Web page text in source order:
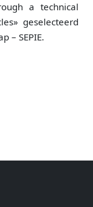
a technical
geselecteerd
– SEPIE.